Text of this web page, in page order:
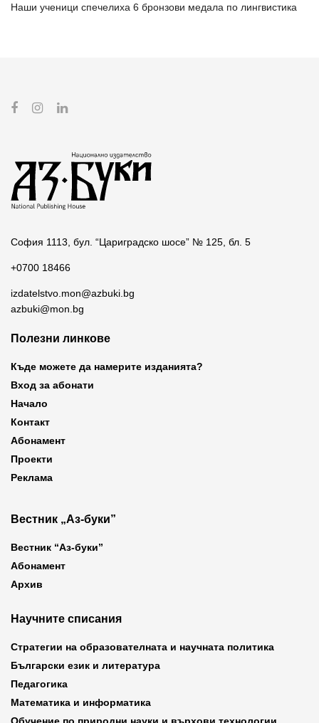
Наши ученици спечелиха 6 бронзови медала по лингвистика
София 1113, бул. “Цариградско шосе” № 125, бл. 5
+0700 18466
izdatelstvo.mon@azbuki.bg
azbuki@mon.bg
Полезни линкове
Къде можете да намерите изданията?
Вход за абонати
Начало
Контакт
Абонамент
Проекти
Реклама
Вестник „Аз-буки”
Вестник “Аз-буки”
Абонамент
Архив
Научните списания
Стратегии на образователната и научната политика
Български език и литература
Педагогика
Математика и информатика